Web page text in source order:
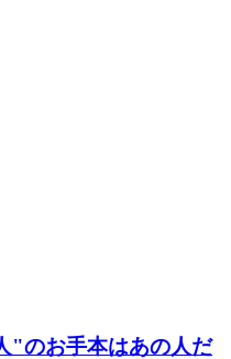
"のお手本はあの人だ